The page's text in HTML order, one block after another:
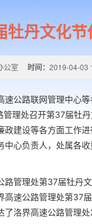
牡丹文化
公室 时间： 2019-04-03
公路联网管理中心
理处召开第37届牡
建设等各方面工作
心负责人，处属各
管理处第37届牡丹
速公路管理处第37
洛界高速公路管理